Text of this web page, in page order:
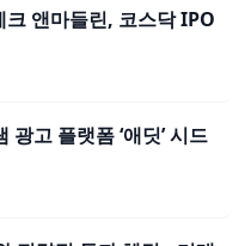
크 앤마들린, 코스닥 IPO
고 플랫폼 ‘애딧’ 시드